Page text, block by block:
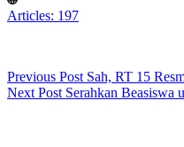
Articles: 197
Previous Post Sah, RT 15
Next Post Serahkan Beasiswa